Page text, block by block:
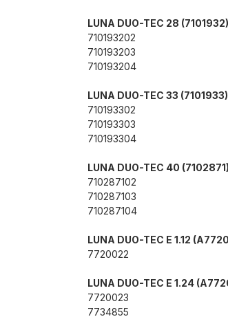
LUNA DUO-TEC 28 (7101932)
710193202
710193203
710193204
LUNA DUO-TEC 33 (7101933)
710193302
710193303
710193304
LUNA DUO-TEC 40 (7102871)
710287102
710287103
710287104
LUNA DUO-TEC E 1.12
7720022
LUNA DUO-TEC E 1.24
7720023
7734855